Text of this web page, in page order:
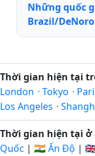
Những quốc
Brazil/
Thời gian hiện tại
London · Tokyo ·
Los Angeles ·
Thời gian hiện tại ở
Quốc | 🇮🇳 Ấn Độ |